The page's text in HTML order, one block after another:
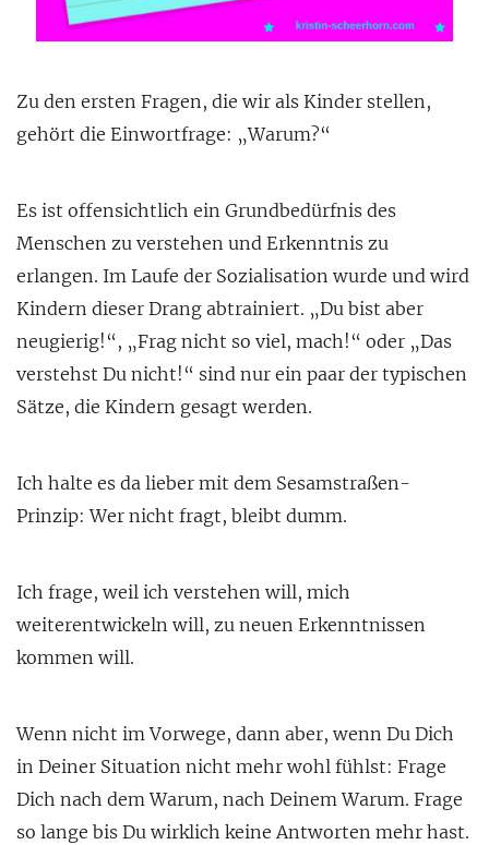
Zu den ersten Fragen, die wir als Kinder stellen,
gehört die Einwortfrage: „Warum?“
Es ist offensichtlich ein Grundbedürfnis des
Menschen zu verstehen und Erkenntnis zu
erlangen. Im Laufe der Sozialisation wurde und wird
Kindern dieser Drang abtrainiert. „Du bist aber
neugierig!“, „Frag nicht so viel, mach!“ oder „Das
verstehst Du nicht!“ sind nur ein paar der typischen
Sätze, die Kindern gesagt werden.
Ich halte es da lieber mit dem Sesamstraßen-
Prinzip: Wer nicht fragt, bleibt dumm.
Ich frage, weil ich verstehen will, mich
weiterentwickeln will, zu neuen Erkenntnissen
kommen will.
Wenn nicht im Vorwege, dann aber, wenn Du Dich
in Deiner Situation nicht mehr wohl fühlst: Frage
Dich nach dem Warum, nach Deinem Warum. Frage
so lange bis Du wirklich keine Antworten mehr hast.